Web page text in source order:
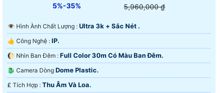
5%-35% 5,960,000 ₫
👁 Hình Ành Chất Lượng : Ultra 3k + Sắc Nét .
👍 Công Nghệ : IP.
🌔 Nhìn Ban Đêm : Full Color 30m Có Màu Ban Ðêm.
🐉️ Camera Dòng Dome Plastic.
️₤ Tích Hợp : Thu Âm Và Loa.